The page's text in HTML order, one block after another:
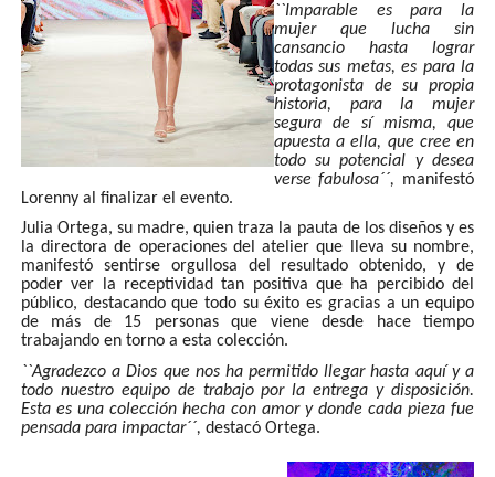
``Imparable es para la
mujer que lucha sin
cansancio hasta lograr
todas sus metas, es para la
protagonista de su propia
historia, para la mujer
segura de sí misma, que
apuesta a ella, que cree en
todo su potencial y desea
verse fabulosa´´, manifestó
Lorenny al finalizar el evento.
Julia Ortega, su madre, quien traza la pauta de los diseños y es
la directora de operaciones del atelier que lleva su nombre,
manifestó sentirse orgullosa del resultado obtenido, y de
poder ver la receptividad tan positiva que ha percibido del
público, destacando que todo su éxito es gracias a un equipo
de más de 15 personas que viene desde hace tiempo
trabajando en torno a esta colección.
``Agradezco a Dios que nos ha permitido llegar hasta aquí y a
todo nuestro equipo de trabajo por la entrega y disposición.
Esta es una colección hecha con amor y donde cada pieza fue
pensada para impactar´´, destacó Ortega.